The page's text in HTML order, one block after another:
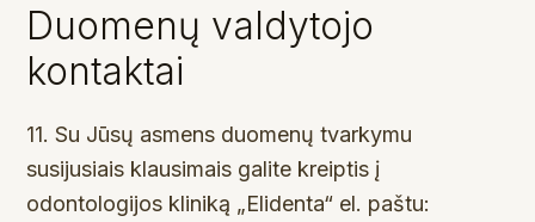
Duomenų valdytojo
kontaktai
11. Su Jūsų asmens duomenų tvarkymu
susijusiais klausimais galite kreiptis į
odontologijos kliniką „Elidenta“ el. paštu: